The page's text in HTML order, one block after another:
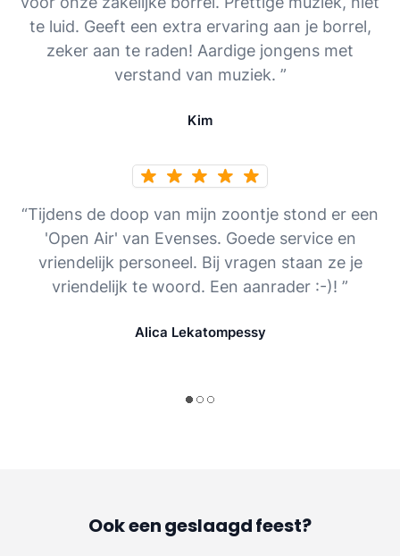
te luid. Geeft een extra ervaring aan je borrel,
zeker aan te raden! Aardige jongens met
verstand van muziek. ”
Kim
“Tijdens de doop van mijn zoontje stond er een
'Open Air' van Evenses. Goede service en
vriendelijk personeel. Bij vragen staan ze je
vriendelijk te woord. Een aanrader :-)! ”
Alica Lekatompessy
Ook een geslaagd feest?